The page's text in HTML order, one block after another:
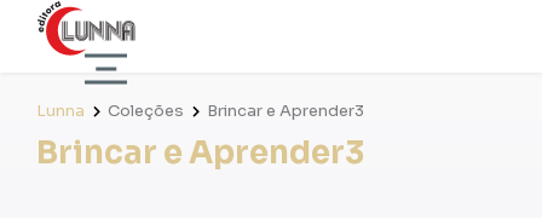
Lunna Coleções Brincar e Aprender3
Brincar e Aprender3